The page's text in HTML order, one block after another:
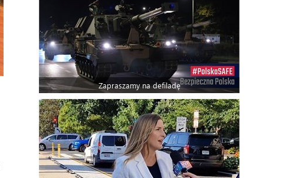
Zapraszamy na defiladę